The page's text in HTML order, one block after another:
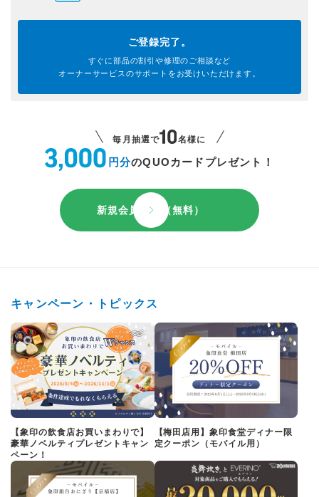
ご登録完了。
すぐに部品の割引や修理のご相談など
オーナーサービスのサポートを お受けいただけます。
毎月抽選で 名様に
円分のQUOカードプレゼント！
新規会員登録（無料）
キャンペーン・トピックス
【象印の飲食店お買いまわりで】
豪華ノベルティプレゼントキャン
ペーン！
【梅田店用】象印食堂ディナー限
定クーポン（モバイル用）